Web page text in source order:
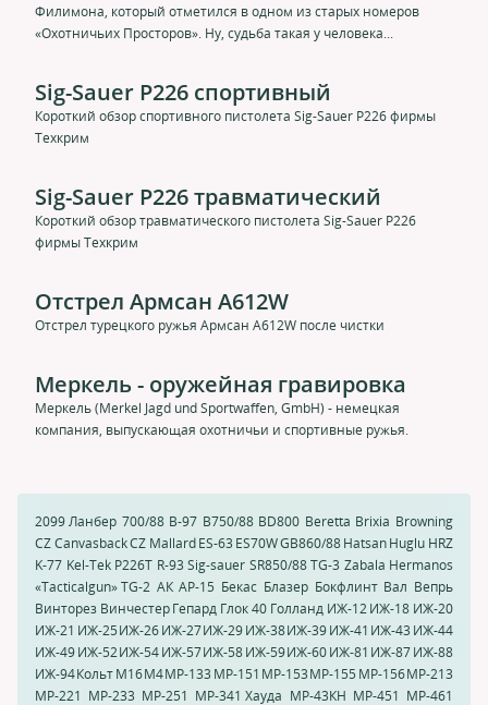
Филимона, который отметился в одном из старых номеров
«Охотничьих Просторов». Ну, судьба такая у человека...
Sig-Sauer P226 спортивный
Короткий обзор спортивного пистолета Sig-Sauer P226 фирмы
Техкрим
Sig-Sauer P226 травматический
Короткий обзор травматического пистолета Sig-Sauer P226
фирмы Техкрим
Отстрел Армсан A612W
Отстрел турецкого ружья Армсан A612W после чистки
Меркель - оружейная гравировка
Меркель (Merkel Jagd und Sportwaffen, GmbH) - немецкая
компания, выпускающая охотничьи и спортивные ружья.
2099 Ланбер 700/88 B-97 B750/88 BD800 Beretta Brixia Browning
CZ CanvasbackCZ MallardES-63 ES70WGB860/88HatsanHuglu HRZ
K-77 Kel-Tek P226T R-93 Sig-sauer SR850/88 TG-3 Zabala Hermanos
«Tacticalgun» TG-2 АК АР-15 Бекас Блазер Бокфлинт Вал Вепрь
Винторез ВинчестерГепард Глок 40 Голланд ИЖ-12 ИЖ-18 ИЖ-20
ИЖ-21 ИЖ-25ИЖ-26ИЖ-27ИЖ-29ИЖ-38ИЖ-39ИЖ-41 ИЖ-43 ИЖ-44
ИЖ-49ИЖ-52ИЖ-54ИЖ-57ИЖ-58ИЖ-59ИЖ-60ИЖ-81 ИЖ-87ИЖ-88
ИЖ-94КольтМ16М4МР-133 МР-151 МР-153МР-155 МР-156МР-213
МР-221 МР-233 МР-251 МР-341 Хауда МР-43КН МР-451 МР-461